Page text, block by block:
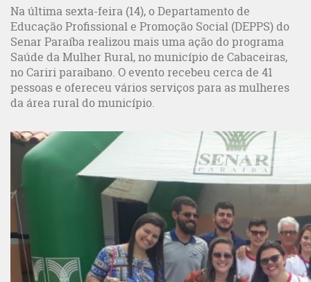
Na última sexta-feira (14), o Departamento de
Educação Profissional e Promoção Social (DEPPS) do
Senar Paraíba realizou mais uma ação do programa
Saúde da Mulher Rural, no município de Cabaceiras,
no Cariri paraibano. O evento recebeu cerca de 41
pessoas e ofereceu vários serviços para as mulheres
da área rural do município.